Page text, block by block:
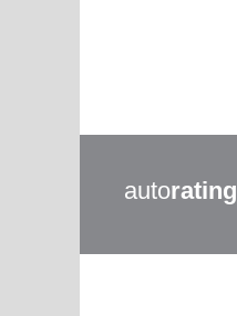
autorating